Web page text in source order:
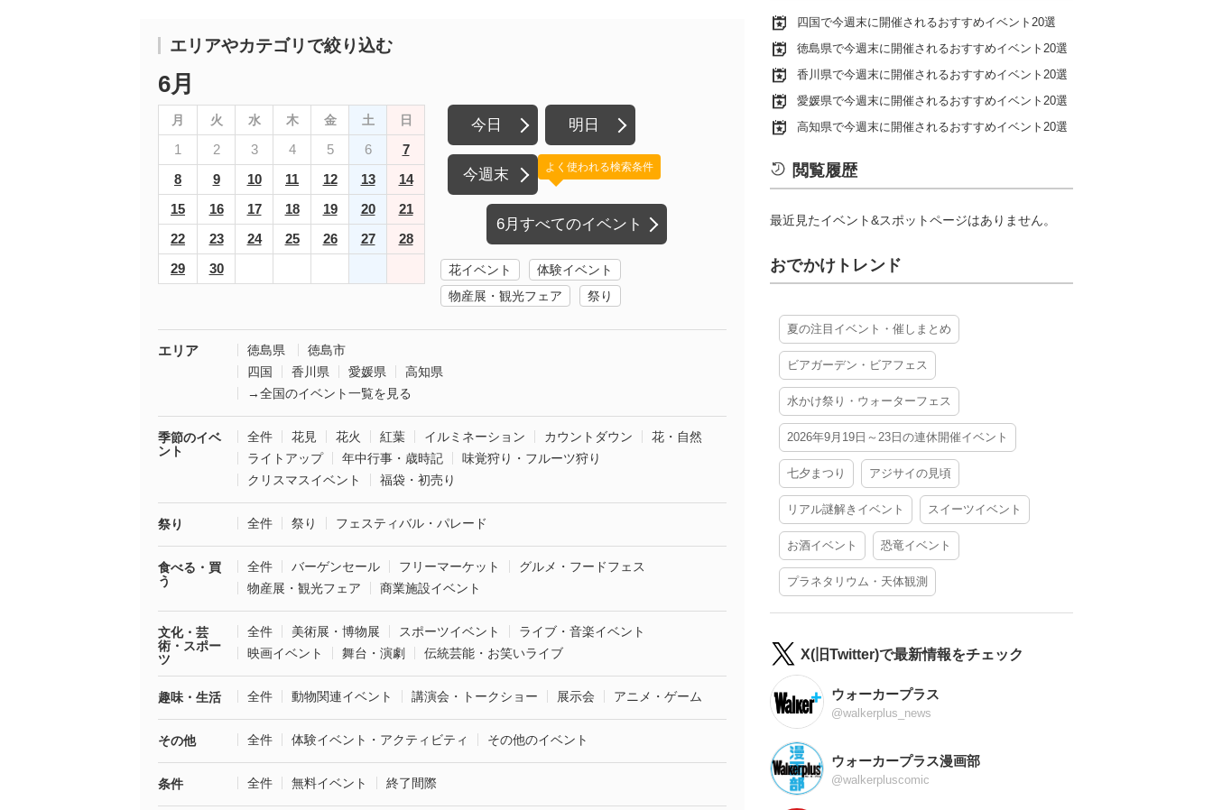
エリアやカテゴリで絞り込む
6月
月 火 水 木 金 土 日
1 2 3 4 5 6
7
8
9 10 11 12 13
14
15
16 17 18 19 20
21
22
23 24 25 26 27
28
29
30
今日 明日
今週末
6月すべてのイベント
よく使われる検索条件
花イベント
体験イベント
物産展・観光フェア
祭り
エリア 徳島県
徳島市
四国
香川県 愛媛県
高知県
→全国のイベント一覧を見る
季節のイベ
ント
全件 花見 花火 紅葉 イルミネーション カウントダウン
花・自然
ライトアップ
年中行事・歳時記
味覚狩り・フルーツ狩り
クリスマスイベント
福袋・初売り
祭り 全件 祭り フェスティバル・パレード
食べる・買
う
全件 バーゲンセール フリーマーケット
グルメ・フードフェス
物産展・観光フェア
商業施設イベント
文化・芸
術・スポー
ツ
全件 美術展・博物展 スポーツイベント
ライブ・音楽イベント
映画イベント
舞台・演劇 伝統芸能・お笑いライブ
趣味・生活 全件 動物関連イベント 講演会・トークショー 展示会 アニメ・ゲーム
その他 全件 体験イベント・アクティビティ その他のイベント
条件 全件 無料イベント 終了間際
四国で今週末に開催されるおすすめイベント20選
徳島県で今週末に開催されるおすすめイベント20選
香川県で今週末に開催されるおすすめイベント20選
愛媛県で今週末に開催されるおすすめイベント20選
高知県で今週末に開催されるおすすめイベント20選
閲覧履歴
最近見たイベント&スポットページはありません。
おでかけトレンド
夏の注目イベント・催しまとめ
ビアガーデン・ビアフェス
水かけ祭り・ウォーターフェス
2026年9月19日～23日の連休開催イベント
七夕まつり アジサイの見頃
リアル謎解きイベント スイーツイベント
お酒イベント 恐竜イベント
プラネタリウム・天体観測
X(旧Twitter)で最新情報をチェック
ウォーカープラス
@walkerplus_news
ウォーカープラス漫画部
@walkerpluscomic